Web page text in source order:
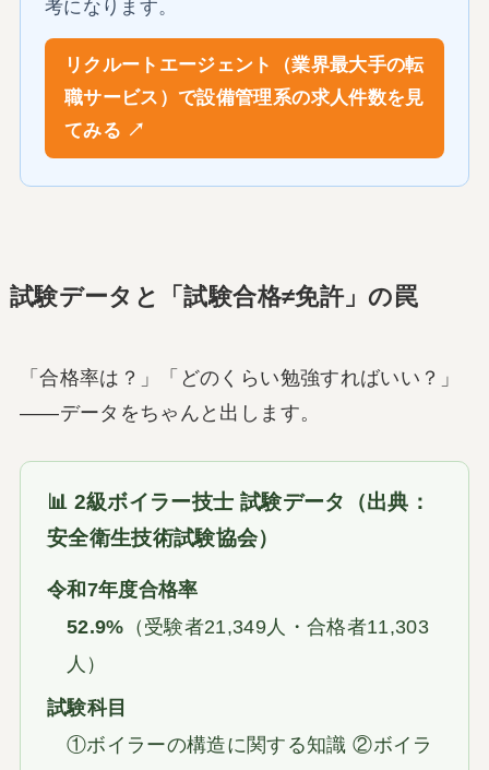
考になります。
リクルートエージェント（業界最大手の転
職サービス）で設備管理系の求人件数を見
てみる ↗
試験データと「試験合格≠免許」の罠
「合格率は？」「どのくらい勉強すればいい？」
——データをちゃんと出します。
📊 2級ボイラー技士 試験データ（出典：
安全衛生技術試験協会）
令和7年度合格率
52.9% （受験者21,349人・合格者11,303
人）
試験科目
①ボイラーの構造に関する知識 ②ボイラ